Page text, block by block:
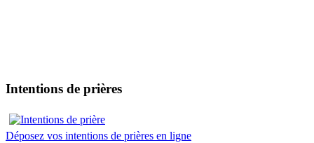
Intentions de prières
Déposez vos intentions de prières en ligne